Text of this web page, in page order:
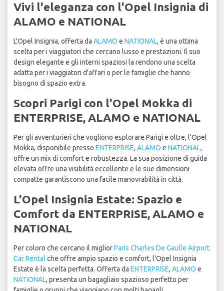
Vivi l'eleganza con l'Opel Insignia di
ALAMO e NATIONAL
L'Opel Insignia, offerta da ALAMO e NATIONAL, è una ottima
scelta per i viaggiatori che cercano lusso e prestazioni. Il suo
design elegante e gli interni spaziosi la rendono una scelta
adatta per i viaggiatori d'affari o per le famiglie che hanno
bisogno di spazio extra.
Scopri Parigi con l'Opel Mokka di
ENTERPRISE, ALAMO e NATIONAL
Per gli avventurieri che vogliono esplorare Parigi e oltre, l'Opel
Mokka, disponibile presso ENTERPRISE, ALAMO e NATIONAL,
offre un mix di comfort e robustezza. La sua posizione di guida
elevata offre una visibilità eccellente e le sue dimensioni
compatte garantiscono una facile manovrabilità in città.
L'Opel Insignia Estate: Spazio e
Comfort da ENTERPRISE, ALAMO e
NATIONAL
Per coloro che cercano il migliorParis Charles De Gaulle Airport
Car Rental che offre ampio spazio e comfort, l'Opel Insignia
Estate è la scelta perfetta. Offerta da ENTERPRISE, ALAMO e
NATIONAL, presenta un bagagliaio spazioso perfetto per